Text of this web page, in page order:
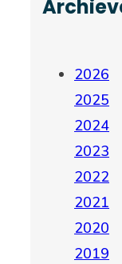
2026
2025
2024
2023
2022
2021
2020
2019